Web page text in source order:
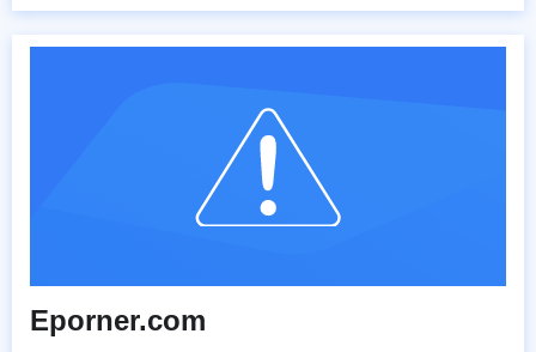
Eporner.com